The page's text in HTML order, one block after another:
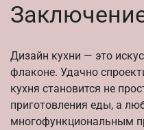
Дизайн кухни — это
флаконе. Удачно
кухня становится не
приготовления еды, а
многофункциональным